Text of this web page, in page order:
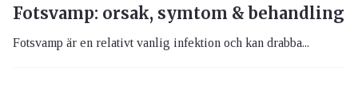
Fotsvamp: orsak, symtom & behandling
Fotsvamp är en relativt vanlig infektion och kan drabba...